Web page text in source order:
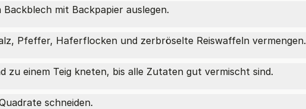
mit Backpapier auslegen.
Pfeffer, Haferflocken und zerbröselte Reiswaffeln vermengen.
zu einem Teig kneten, bis alle Zutaten gut vermischt sind.
schneiden.